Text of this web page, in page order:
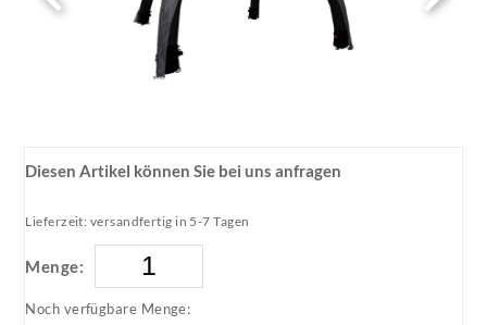
Diesen Artikel können Sie bei uns anfragen
Lieferzeit: versandfertig in 5-7 Tagen
Menge:
Noch verfügbare Menge: